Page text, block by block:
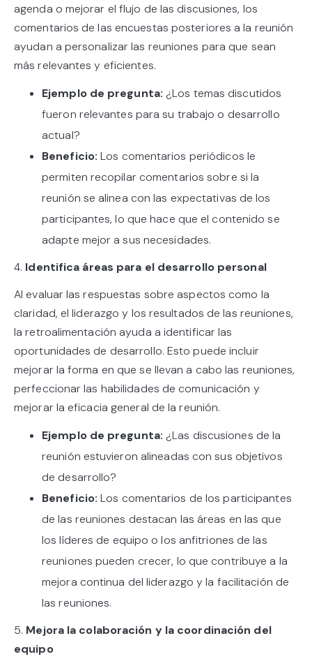
agenda o mejorar el flujo de las discusiones, los
comentarios de las encuestas posteriores a la reunión
ayudan a personalizar las reuniones para que sean
más relevantes y eficientes.
Ejemplo de pregunta: ¿Los temas discutidos
fueron relevantes para su trabajo o desarrollo
actual?
Beneficio: Los comentarios periódicos le
permiten recopilar comentarios sobre si la
reunión se alinea con las expectativas de los
participantes, lo que hace que el contenido se
adapte mejor a sus necesidades.
4. Identifica áreas para el desarrollo personal
Al evaluar las respuestas sobre aspectos como la
claridad, el liderazgo y los resultados de las reuniones,
la retroalimentación ayuda a identificar las
oportunidades de desarrollo. Esto puede incluir
mejorar la forma en que se llevan a cabo las reuniones,
perfeccionar las habilidades de comunicación y
mejorar la eficacia general de la reunión.
Ejemplo de pregunta: ¿Las discusiones de la
reunión estuvieron alineadas con sus objetivos
de desarrollo?
Beneficio: Los comentarios de los participantes
de las reuniones destacan las áreas en las que
los líderes de equipo o los anfitriones de las
reuniones pueden crecer, lo que contribuye a la
mejora continua del liderazgo y la facilitación de
las reuniones.
5. Mejora la colaboración y la coordinación del
equipo